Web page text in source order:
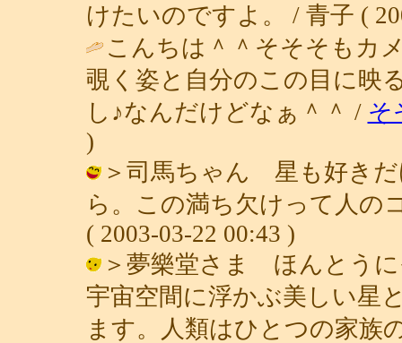
けたいのですよ。 / 青子 (
こんちは＾＾そそそもカ
覗く姿と自分のこの目に映
し♪なんだけどなぁ＾＾ / そ
)
＞司馬ちゃん 星も好きだ
ら。この満ち欠けって人の
( 2003-03-22 00:43 )
＞夢樂堂さま ほんとうに
宇宙空間に浮かぶ美しい星
ます。人類はひとつの家族